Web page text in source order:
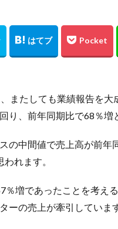
またしても業績報告を大
り、前年同期比で68％増
の中間値で売上高が前
れます。
％増であったことを考え
ーの売上が牽引していま